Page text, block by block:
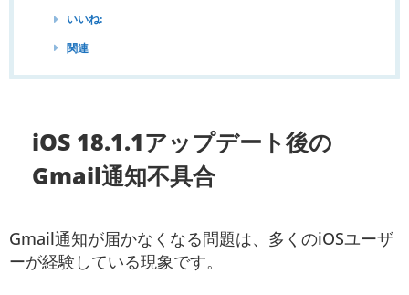
いいね:
関連
iOS 18.1.1アップデート後の
Gmail通知不具合
Gmail通知が届かなくなる問題は、多くのiOSユーザ
ーが経験している現象です。